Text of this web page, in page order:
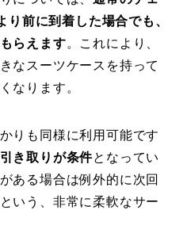
前に到着した場合でも、
らえます。これにより、
なスーツケースを持って
なります。
りも同様に利用可能です
き取りが条件となってい
ある場合は例外的に次回
いう、非常に柔軟なサー